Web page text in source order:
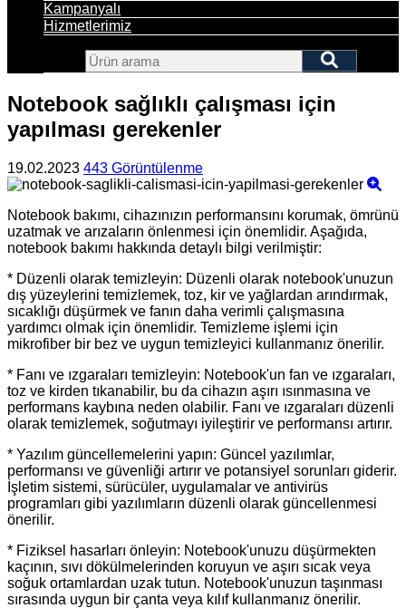
Kampanyalı
Hizmetlerimiz
Notebook sağlıklı çalışması için
yapılması gerekenler
19.02.2023 443 Görüntülenme
Notebook bakımı, cihazınızın performansını korumak, ömrünü
uzatmak ve arızaların önlenmesi için önemlidir. Aşağıda,
notebook bakımı hakkında detaylı bilgi verilmiştir:
* Düzenli olarak temizleyin: Düzenli olarak notebook'unuzun
dış yüzeylerini temizlemek, toz, kir ve yağlardan arındırmak,
sıcaklığı düşürmek ve fanın daha verimli çalışmasına
yardımcı olmak için önemlidir. Temizleme işlemi için
mikrofiber bir bez ve uygun temizleyici kullanmanız önerilir.
* Fanı ve ızgaraları temizleyin: Notebook'un fan ve ızgaraları,
toz ve kirden tıkanabilir, bu da cihazın aşırı ısınmasına ve
performans kaybına neden olabilir. Fanı ve ızgaraları düzenli
olarak temizlemek, soğutmayı iyileştirir ve performansı artırır.
* Yazılım güncellemelerini yapın: Güncel yazılımlar,
performansı ve güvenliği artırır ve potansiyel sorunları giderir.
İşletim sistemi, sürücüler, uygulamalar ve antivirüs
programları gibi yazılımların düzenli olarak güncellenmesi
önerilir.
* Fiziksel hasarları önleyin: Notebook'unuzu düşürmekten
kaçının, sıvı dökülmelerinden koruyun ve aşırı sıcak veya
soğuk ortamlardan uzak tutun. Notebook'unuzun taşınması
sırasında uygun bir çanta veya kılıf kullanmanız önerilir.